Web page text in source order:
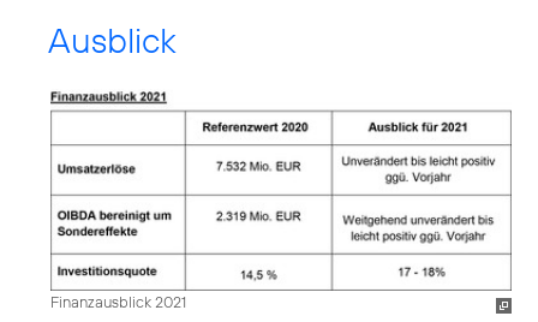
Ausblick
Finanzausblick 2021